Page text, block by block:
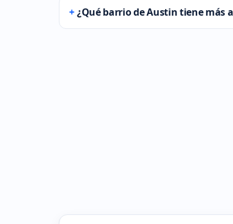
¿Qué barrio de Austin tiene más